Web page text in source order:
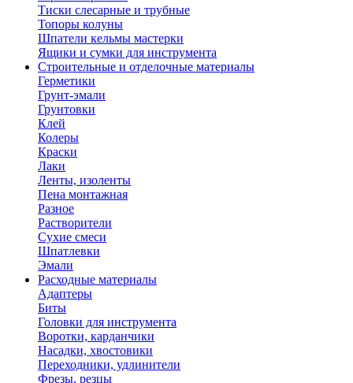
Тиски слесарные и трубные
Топоры колуны
Шпатели кельмы мастерки
Ящики и сумки для инструмента
Строительные и отделочные материалы
Герметики
Грунт-эмали
Грунтовки
Клей
Колеры
Краски
Лаки
Ленты, изоленты
Пена монтажная
Разное
Растворители
Сухие смеси
Шпатлевки
Эмали
Расходные материалы
Адаптеры
Биты
Головки для инструмента
Воротки, карданчики
Насадки, хвостовики
Переходники, удлинители
Фрезы, резцы